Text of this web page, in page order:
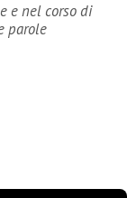
e nel corso di
parole